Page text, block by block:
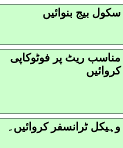
سکول بیج بنوائیں
مناسب ریٹ پر فوٹوکاپی
کروائیں
وہیکل ٹرانسفر کروائیں۔